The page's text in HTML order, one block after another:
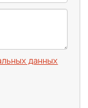
данных